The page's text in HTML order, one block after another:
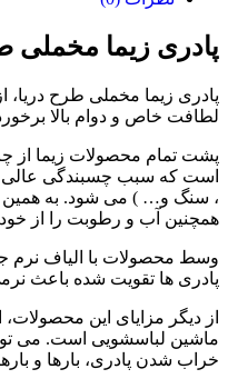
پادری زیما مخملی
پادری زیما مخملی طرح دریا،
لطافت خاص و دوام بالا
است که سبب چسبندگی
، سنگ و… ) می شود. به همین
همچنین آب و رطوبت را از
وسط محصولات با الیاف نرم
پادری ها تقویت شده باعث
از دیگر مزایای این
ماشین لباسشویی است. می
خراب شدن پادری، بارها و